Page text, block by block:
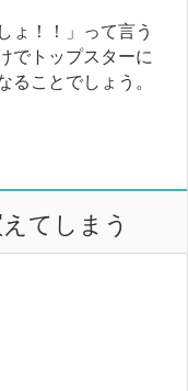
ょ！！」って言う
でトップスターに
ことでしょう。
てしまう